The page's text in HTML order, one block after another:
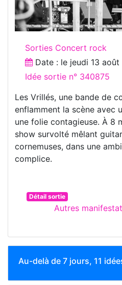
Sorties Concert rock
Date : le jeudi 13
Idée sortie n° 340875
Les Vrillés, une bande de
enflamment la scène avec
une folie contagieuse. À 8
show survolté mêlant
cornemuses, dans une
complice.
Détail sortie
Autres
Au-delà de 7 jours, 11